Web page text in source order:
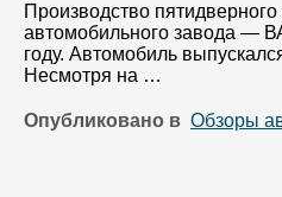
Производство пятидверного
автомобильного завода —
году. Автомобиль
Несмотря на …
Опубликовано в Обзоры